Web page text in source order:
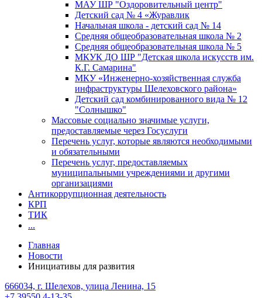
МАУ ШР "Оздоровительный центр"
Детский сад № 4 «Журавлик
Начальная школа - детский сад № 14
Средняя общеобразовательная школа № 2
Средняя общеобразовательная школа № 5
МКУК ДО ШР "Детская школа искусств им.
К.Г. Самарина"
МКУ «Инженерно-хозяйственная служба
инфраструктуры Шелеховского района»
Детский сад комбинированного вида № 12
"Солнышко"
Массовые социально значимые услуги,
предоставляемые через Госуслуги
Перечень услуг, которые являются необходимыми
и обязательными
Перечень услуг, предоставляемых
муниципальными учреждениями и другими
организациями
Антикоррупционная деятельность
КРП
ТИК
...
Главная
Новости
Инициативы для развития
666034, г. Шелехов, улица Ленина, 15